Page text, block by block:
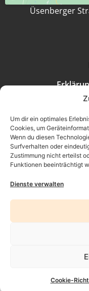
Um dir ein optimales
Cookies, um
Wenn du diesen
Surfverhalten oder
Zustimmung nicht erteilst
Funktionen beeinträchtigt
Dienste verwalten
Cookie-
Üsenberger